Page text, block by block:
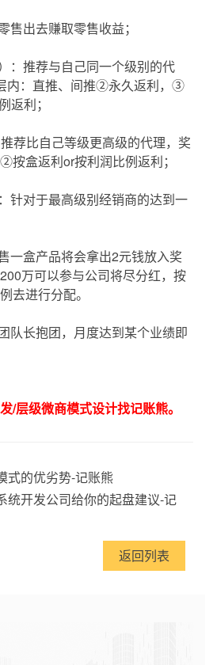
售出去赚取零售收益；
：推荐与自己同一个级别的代
内：直推、间推②永久返利，③
返利；
荐比自己等级更高级的代理，奖
盒返利or按利润比例返利；
针对于最高级别经销商的达到一
一盒产品将会拿出2元钱放入奖
万可以参与公司将尽分红，按
去进行分配。
队长抱团，月度达到某个业绩即
/层级微商模式设计找记账熊。
式的优劣势-记账熊
统开发公司给你的起盘建议-记
返回列表